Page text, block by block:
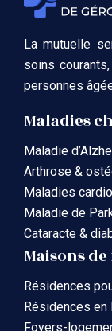
La mutuelle
soins
personnes
Maladies
Maladie
Arthrose &
Maladies
Maladie de
Cataracte &
Maisons
Résidences
Résidences en
Foyers-